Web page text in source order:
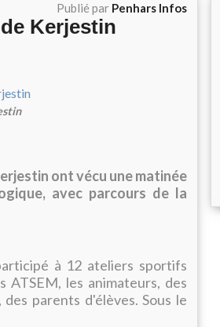
Publié par Penhars Infos
Kerjestin
ont vécu une matinée
avec parcours de la
à 12 ateliers sportifs
ATSEM, les animateurs, des
parents d'élèves. Sous le